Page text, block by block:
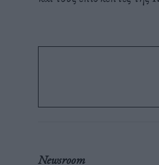
Newsroom